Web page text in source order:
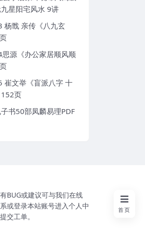
星阳宅风水 9讲
杨戬 亲传《八九玄
源《办公家居顺风顺
崔文举《盲派八字 十
页
书50部凤麟易理PDF
BUG或建议可与我们在线
或登录本站账号进入个人中
交工单。
首页